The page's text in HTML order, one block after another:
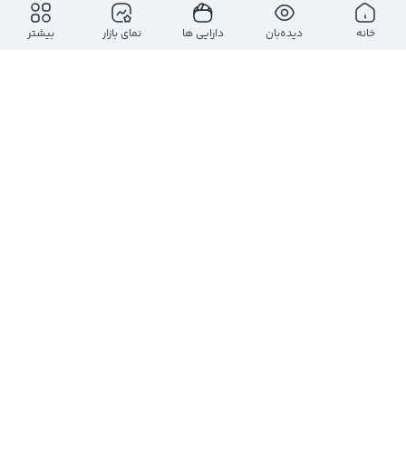
خانه دیده‌بان دارایی ها نمای بازار بیشتر